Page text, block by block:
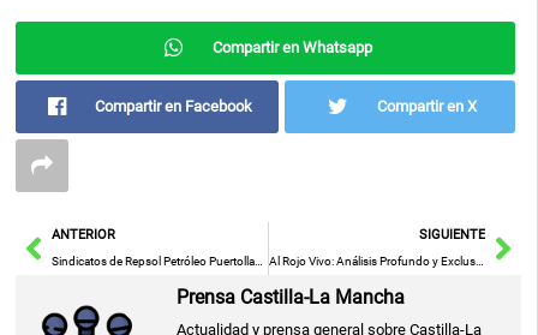
Compartir en Whatsapp
Compartir en Facebook Compartir en X
AntANTERIOR SIGUIENTE
Prensa Castilla-La Mancha
Actualidad y prensa general sobre Castilla-La